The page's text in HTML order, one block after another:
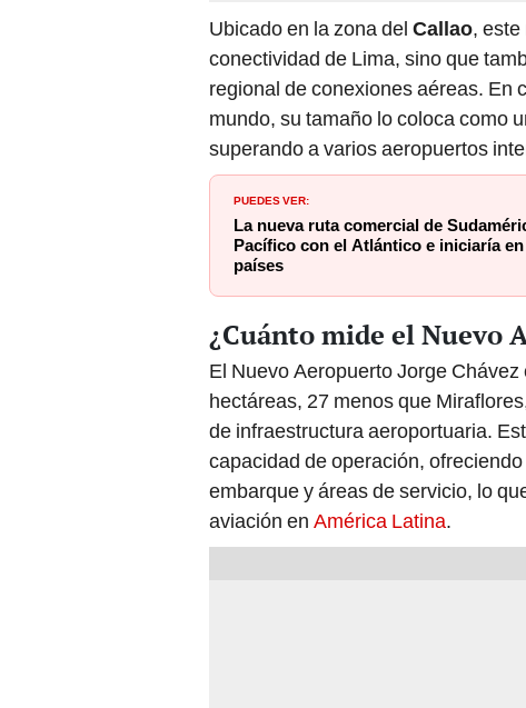
Ubicado en la zona del Callao,
conectividad de Lima, sino que
regional de conexiones aéreas. En
mundo, su tamaño lo coloca como
superando a varios aeropuertos
PUEDES VER:
La nueva ruta comercial de
Pacífico con el Atlántico e iniciaría
países
¿Cuánto mide el Nuevo
El Nuevo Aeropuerto Jorge
hectáreas, 27 menos que
de infraestructura aeroportuaria.
capacidad de operación,
embarque y áreas de servicio, lo
aviación en América Latina.